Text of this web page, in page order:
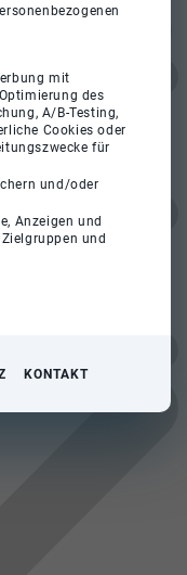
mit
des
A/B-Testing,
Cookies oder
für
und/oder
Anzeigen und
und
KONTAKT